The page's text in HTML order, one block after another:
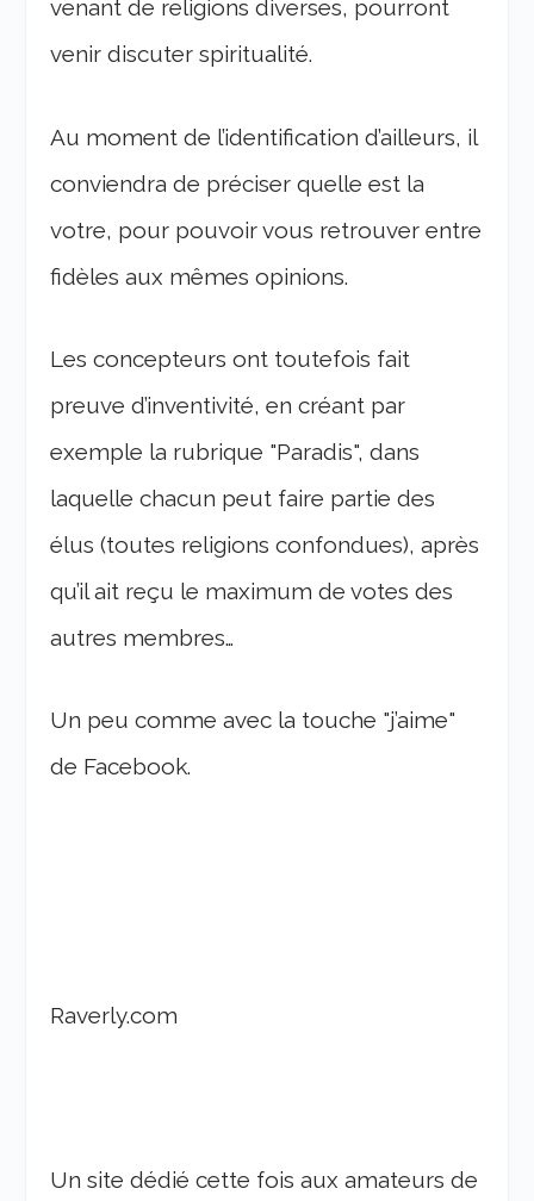
venant de religions diverses, pourront
venir discuter spiritualité.
Au moment de l’identification d’ailleurs, il
conviendra de préciser quelle est la
votre, pour pouvoir vous retrouver entre
fidèles aux mêmes opinions.
Les concepteurs ont toutefois fait
preuve d’inventivité, en créant par
exemple la rubrique "Paradis", dans
laquelle chacun peut faire partie des
élus (toutes religions confondues), après
qu’il ait reçu le maximum de votes des
autres membres…
Un peu comme avec la touche "j’aime"
de Facebook.
Raverly.com
Un site dédié cette fois aux amateurs de